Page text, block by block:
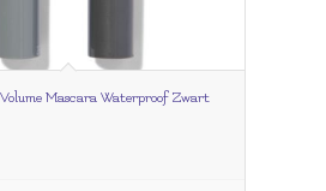
Mascara Waterproof Zwart